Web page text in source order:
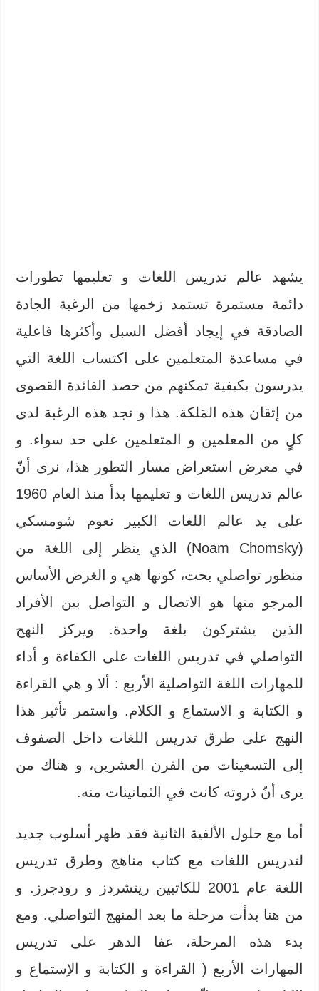
يشهد عالم تدريس اللغات و تعليمها تطورات
دائمة مستمرة تستمد زخمها من الرغبة الجادة
الصادقة في إيجاد أفضل السبل وأكثرها فاعلية
في مساعدة المتعلمين على اكتساب اللغة التي
يدرسون بكيفية تمكنهم من حصد الفائدة القصوى
من إتقان هذه المَلكة. هذا و نجد هذه الرغبة لدى
كلٍ من المعلمين و المتعلمين على حد سواء. و
في معرض استعراض مسار التطور هذا، نرى أنّ
عالم تدريس اللغات و تعليمها بدأ منذ العام 1960
على يد عالم اللغات الكبير نعوم شومسكي
(Noam Chomsky) الذي ينظر إلى اللغة من
منظور تواصلي بحت، كونها هي و الغرض الأساس
المرجو منها هو الاتصال و التواصل بين الأفراد
الذين يشتركون بلغة واحدة. ويركز النهج
التواصلي في تدريس اللغات على الكفاءة و أداء
للمهارات اللغة التواصلية الأربع : ألا و هي القراءة
و الكتابة و الاستماع و الكلام. واستمر تأثير هذا
النهج على طرق تدريس اللغات داخل الصفوف
إلى التسعينات من القرن العشرين، و هناك من
يرى أنّ ذروته كانت في الثمانينات منه.
أما مع حلول الألفية الثانية فقد ظهر أسلوب جديد
لتدريس اللغات مع كتاب مناهج وطرق تدريس
اللغة عام 2001 للكاتبين ريتشردز و رودجرز. و
من هنا بدأت مرحلة ما بعد المنهج التواصلي. ومع
بدء هذه المرحلة، عفا الدهر على تدريس
المهارات الأربع ( القراءة و الكتابة و الاِستماع و